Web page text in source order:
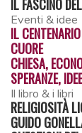
IL FASCINO
Eventi & idee
IL
CUORE
CHIESA,
SPERANZE,
Il libro & i libri
RELIGIOSITÀ
GUIDO